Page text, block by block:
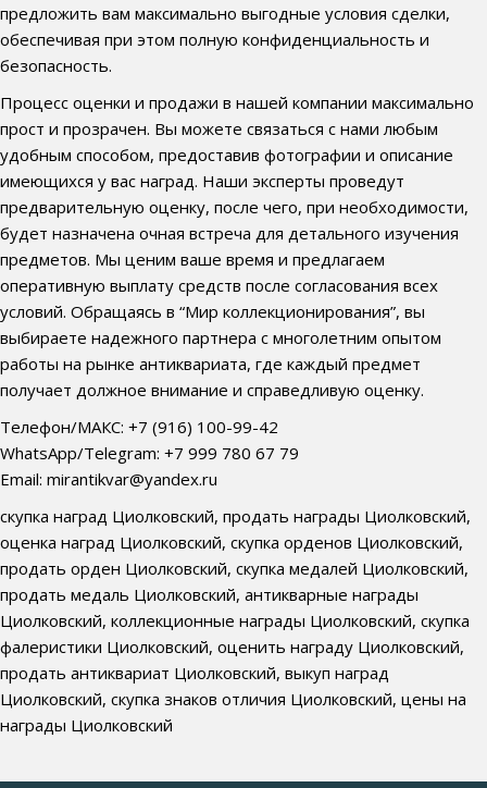
предложить вам максимально выгодные условия сделки,
обеспечивая при этом полную конфиденциальность и
безопасность.
Процесс оценки и продажи в нашей компании максимально
прост и прозрачен. Вы можете связаться с нами любым
удобным способом, предоставив фотографии и описание
имеющихся у вас наград. Наши эксперты проведут
предварительную оценку, после чего, при необходимости,
будет назначена очная встреча для детального изучения
предметов. Мы ценим ваше время и предлагаем
оперативную выплату средств после согласования всех
условий. Обращаясь в “Мир коллекционирования”, вы
выбираете надежного партнера с многолетним опытом
работы на рынке антиквариата, где каждый предмет
получает должное внимание и справедливую оценку.
Телефон/МАКС: +7 (916) 100-99-42
WhatsApp/Telegram: +7 999 780 67 79
Email: mirantikvar@yandex.ru
скупка наград Циолковский, продать награды Циолковский,
оценка наград Циолковский, скупка орденов Циолковский,
продать орден Циолковский, скупка медалей Циолковский,
продать медаль Циолковский, антикварные награды
Циолковский, коллекционные награды Циолковский, скупка
фалеристики Циолковский, оценить награду Циолковский,
продать антиквариат Циолковский, выкуп наград
Циолковский, скупка знаков отличия Циолковский, цены на
награды Циолковский